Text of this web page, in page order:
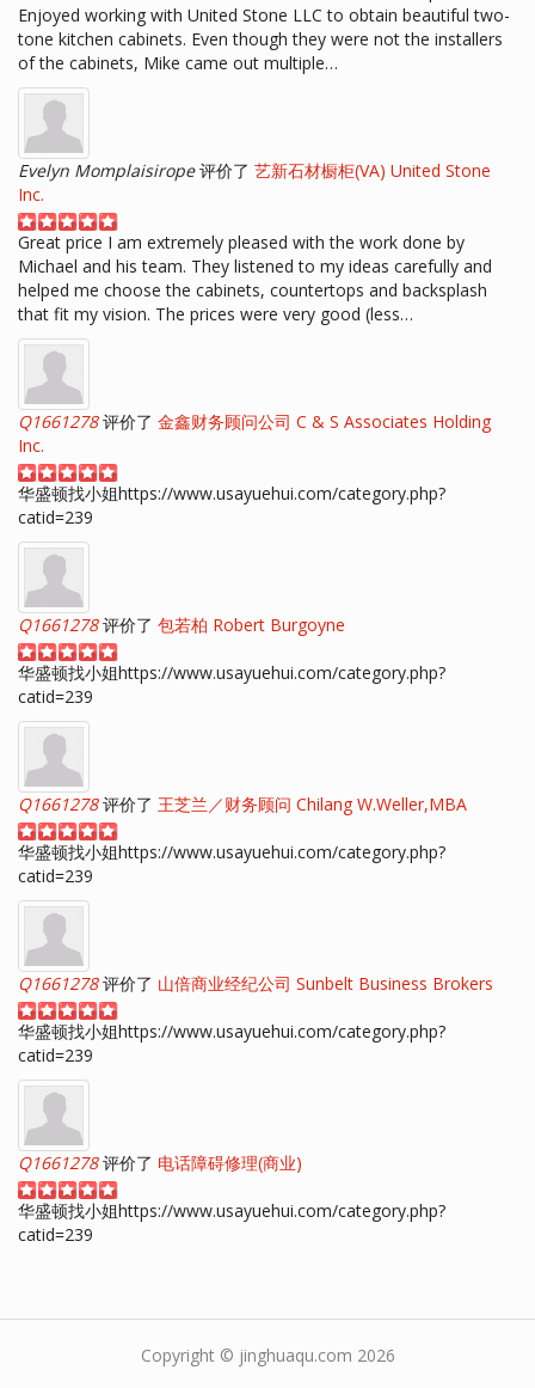
Enjoyed working with United Stone LLC to obtain beautiful two-
tone kitchen cabinets. Even though they were not the installers
of the cabinets, Mike came out multiple…
Evelyn Momplaisirope评价了 艺新石材橱柜(VA) United Stone
Inc.
Great price I am extremely pleased with the work done by
Michael and his team. They listened to my ideas carefully and
helped me choose the cabinets, countertops and backsplash
that fit my vision. The prices were very good (less…
Q1661278评价了 金鑫财务顾问公司 C & S Associates Holding
Inc.
华盛顿找小姐https://www.usayuehui.com/category.php?
catid=239
Q1661278评价了 包若柏 Robert Burgoyne
华盛顿找小姐https://www.usayuehui.com/category.php?
catid=239
Q1661278评价了 王芝兰／财务顾问 Chilang W.Weller,MBA
华盛顿找小姐https://www.usayuehui.com/category.php?
catid=239
Q1661278评价了 山倍商业经纪公司 Sunbelt Business Brokers
华盛顿找小姐https://www.usayuehui.com/category.php?
catid=239
Q1661278评价了 电话障碍修理(商业)
华盛顿找小姐https://www.usayuehui.com/category.php?
catid=239
Copyright © jinghuaqu.com 2026